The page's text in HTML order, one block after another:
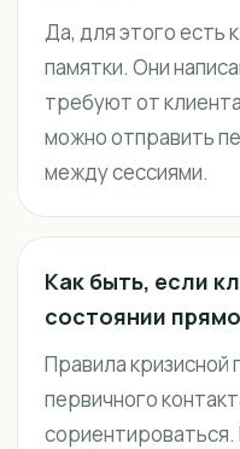
Да, для этого есть
памятки. Они
требуют от
можно отправить
между сессиями.
Как быть, если
состоянии
Правила кризисной
первичного
сориентироваться.